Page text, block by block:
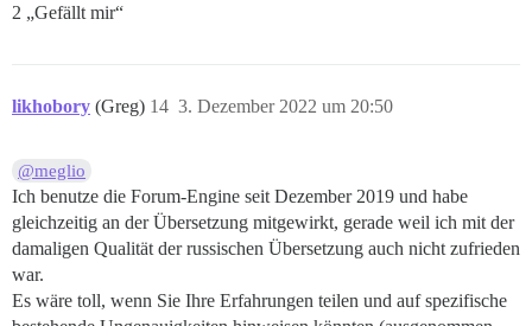
2 „Gefällt mir“
likhobory (Greg) 3. Dezember 2022 um 20:50
14
@meglio
Ich benutze die Forum-Engine seit Dezember 2019 und habe
gleichzeitig an der Übersetzung mitgewirkt, gerade weil ich mit der
damaligen Qualität der russischen Übersetzung auch nicht zufrieden
war.
Es wäre toll, wenn Sie Ihre Erfahrungen teilen und auf spezifische